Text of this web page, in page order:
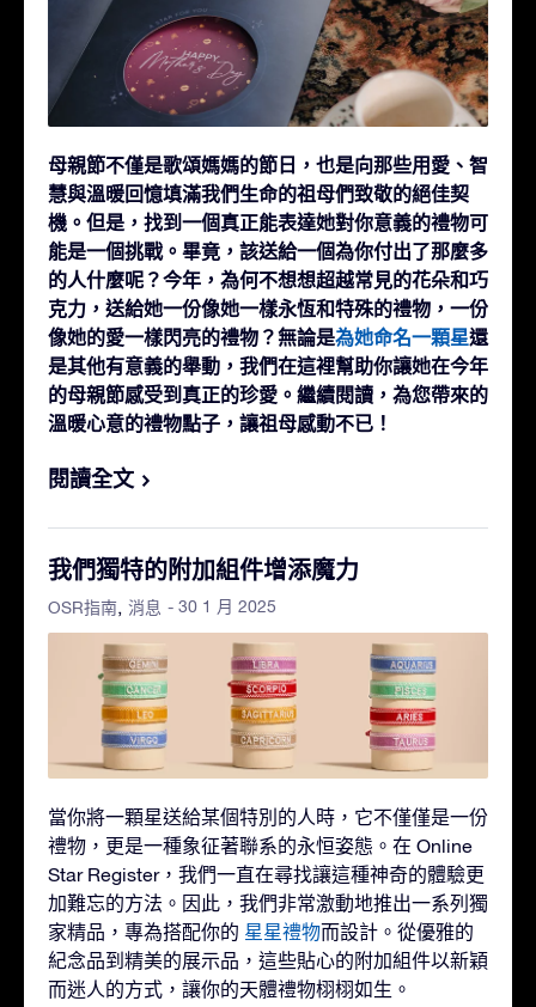
母親節不僅是歌頌媽媽的節日，也是向那些用愛、智
慧與溫暖回憶填滿我們生命的祖母們致敬的絕佳契
機。但是，找到一個真正能表達她對你意義的禮物可
能是一個挑戰。畢竟，該送給一個為你付出了那麼多
的人什麼呢？今年，為何不想想超越常見的花朵和巧
克力，送給她一份像她一樣永恆和特殊的禮物，一份
像她的愛一樣閃亮的禮物？無論是為她命名一顆星還
是其他有意義的舉動，我們在這裡幫助你讓她在今年
的母親節感受到真正的珍愛。繼續閱讀，為您帶來的
溫暖心意的禮物點子，讓祖母感動不已！
閱讀全文
我們獨特的附加組件增添魔力
OSR指南 消息 - 30 1 月 2025
當你將一顆星送給某個特別的人時，它不僅僅是一份
禮物，更是一種象征著聯系的永恒姿態。在 Online
Star Register，我們一直在尋找讓這種神奇的體驗更
加難忘的方法。因此，我們非常激動地推出一系列獨
家精品，專為搭配你的 星星禮物而設計。從優雅的
紀念品到精美的展示品，這些貼心的附加組件以新穎
而迷人的方式，讓你的天體禮物栩栩如生。